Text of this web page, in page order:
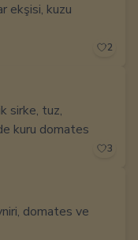
ekşisi, kuzu
2
sirke, tuz,
kuru domates
3
domates ve